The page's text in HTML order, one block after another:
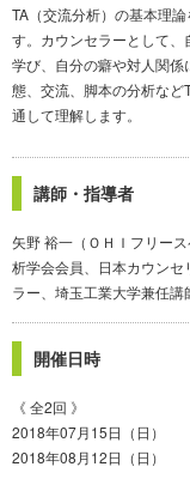
TA（交流分析）の基本理
す。カウンセラーとして
学び、自分の癖や対人関
態、交流、脚本の分析な
通して理解します。
講師・指導者
矢野 裕一（ＯＨＩフリー
析学会会員、日本カウン
ラー、埼玉工業大学兼任講
開催日時
《 全2回 》
2018年07月15日（日）
2018年08月12日（日）